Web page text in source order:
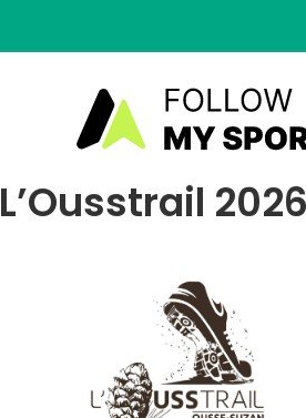
L’Ousstrail